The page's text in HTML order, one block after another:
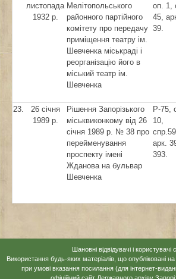
листопада
1932 р.
Мелітопольського
районного партійного
комітету про передачу
приміщення театру ім.
Шевченка міськраді і
реорганізацію його в
міський театр ім.
Шевченка
оп. 1,
45,
39.
23.
26 січня
1989 р.
Рішення Запорізького
міськвиконкому від 26
січня 1989 р. № 38 про
перейменування
проспекту імені
Жданова на бульвар
Шевченка
Р-75,
10,
арк.
393.
Шановні відвідувачі і користувачі
Використання будь-яких матеріалів, що опубліковані
при умові вказання посилання (для інтернет-